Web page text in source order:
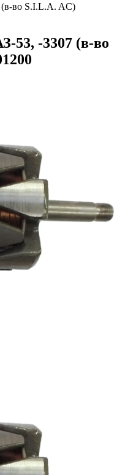
(в-во S.I.L.A. AC)
53, -3307 (в-во